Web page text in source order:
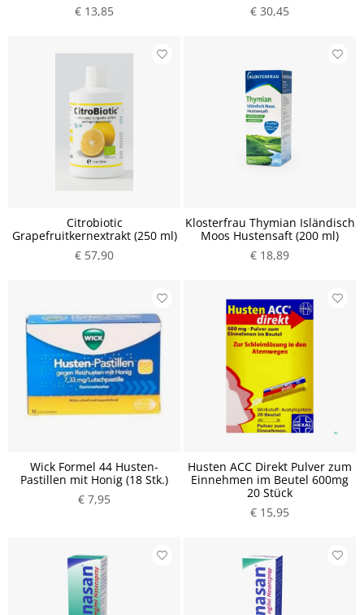
€ 13,85
€ 30,45
Citrobiotic
Grapefruitkernextrakt (250 ml)
€ 57,90
Klosterfrau Thymian Isländisch
Moos Hustensaft (200 ml)
€ 18,89
Wick Formel 44 Husten-
Pastillen mit Honig (18 Stk.)
€ 7,95
Husten ACC Direkt Pulver zum
Einnehmen im Beutel 600mg
20 Stück
€ 15,95